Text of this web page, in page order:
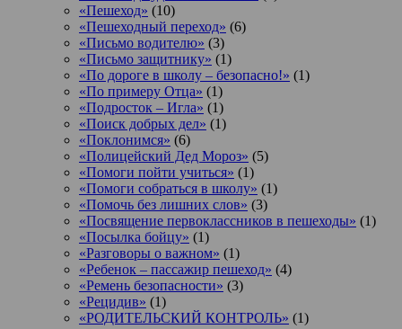
«Пешеход» (10)
«Пешеходный переход» (6)
«Письмо водителю» (3)
«Письмо защитнику» (1)
«По дороге в школу – безопасно!» (1)
«По примеру Отца» (1)
«Подросток ‒ Игла» (1)
«Поиск добрых дел» (1)
«Поклонимся» (6)
«Полицейский Дед Мороз» (5)
«Помоги пойти учиться» (1)
«Помоги собраться в школу» (1)
«Помочь без лишних слов» (3)
«Посвящение первоклассников в пешеходы» (1)
«Посылка бойцу» (1)
«Разговоры о важном» (1)
«Ребенок – пассажир пешеход» (4)
«Ремень безопасности» (3)
«Рецидив» (1)
«РОДИТЕЛЬСКИЙ КОНТРОЛЬ» (1)